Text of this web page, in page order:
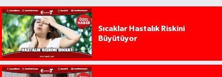
Sıcaklar Hastalık Riskini
Büyütüyor